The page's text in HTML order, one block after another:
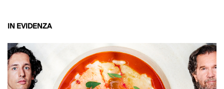
IN EVIDENZA